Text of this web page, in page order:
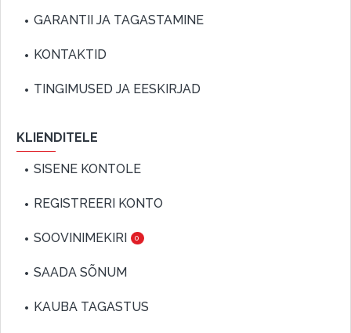
GARANTII JA TAGASTAMINE
KONTAKTID
TINGIMUSED JA EESKIRJAD
KLIENDITELE
SISENE KONTOLE
REGISTREERI KONTO
SOOVINIMEKIRI 0
SAADA SÕNUM
KAUBA TAGASTUS